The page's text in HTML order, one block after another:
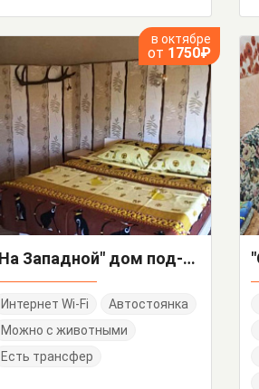
в октябре
от 1750₽
"На Западной" дом под-ключ
Интернет Wi-Fi
Автостоянка
Можно с животными
Есть трансфер